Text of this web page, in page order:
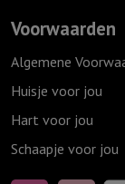
Voorwaarden
Algemene
Huisje voor jou
Hart voor jou
Schaapje voor jou